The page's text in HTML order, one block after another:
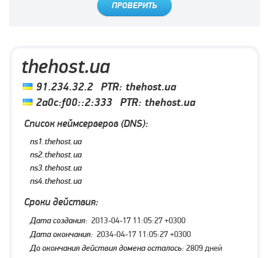
ПРОВЕРИТЬ
thehost.ua
91.234.32.2 PTR: thehost.ua
2a0c:f00::2:333 PTR: thehost.ua
Список неймсерверов (DNS):
ns1.thehost.ua
ns2.thehost.ua
ns3.thehost.ua
ns4.thehost.ua
Сроки действия:
Дата создания: 2013-04-17 11:05:27 +0300
Дата окончания: 2034-04-17 11:05:27 +0300
До окончания действия домена осталось:2809 дней